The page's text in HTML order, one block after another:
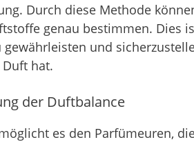
Durch diese Methode
genau bestimmen. Dies
gewährleisten und
hat.
der Duftbalance
es den Parfümeuren,